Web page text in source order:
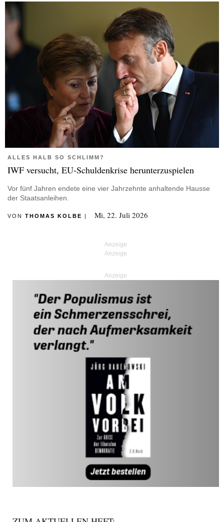
ALLES HALB SO SCHLIMM?
IWF versucht, EU-Schuldenkrise herunterzuspielen
Vor fünf Jahren endete eine vier Jahrzehnte anhaltende Hausse
der Staatsanleihen.
VON THOMAS KOLBE | Mi, 22. Juli 2026
Anzeige